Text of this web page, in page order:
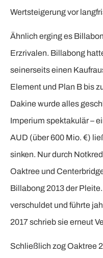
Wertsteigerung vor
Ähnlich erging es
Erzrivalen. Billabong
seinerseits einen
Element und Plan B bis
Dakine wurde alles
Imperium spektakulär –
AUD (über 600 Mio. €)
sinken. Nur durch
Oaktree und
Billabong 2013 der
verschuldet und führte
2017 schrieb sie erneut
Schließlich zog Oaktree